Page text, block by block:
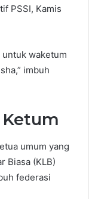
PSSI, Kamis
untuk waketum
imbuh
Ketum
umum yang
Biasa (KLB)
federasi